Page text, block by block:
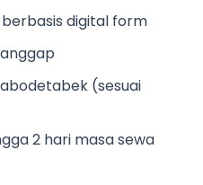
digital form
(sesuai
2 hari masa sewa